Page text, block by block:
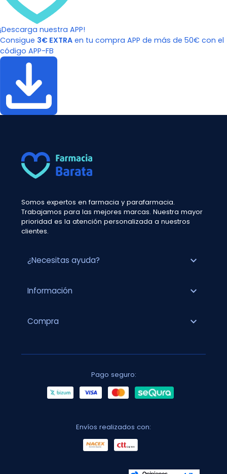
¡Descarga nuestra APP!
Consigue 3€ EXTRA en tu compra APP de más de 50€ con el
código APP-FB
Somos expertos en farmacia y parafarmacia.
Trabajamos para las mejores marcas. Nuestra mayor
prioridad es la atención personalizada a nuestros
clientes.
¿Necesitas ayuda? expand_more
Información expand_more
Compra expand_more
Pago seguro:
Envíos realizados con: